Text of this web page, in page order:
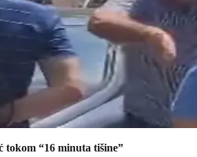
“16 minuta tišine”